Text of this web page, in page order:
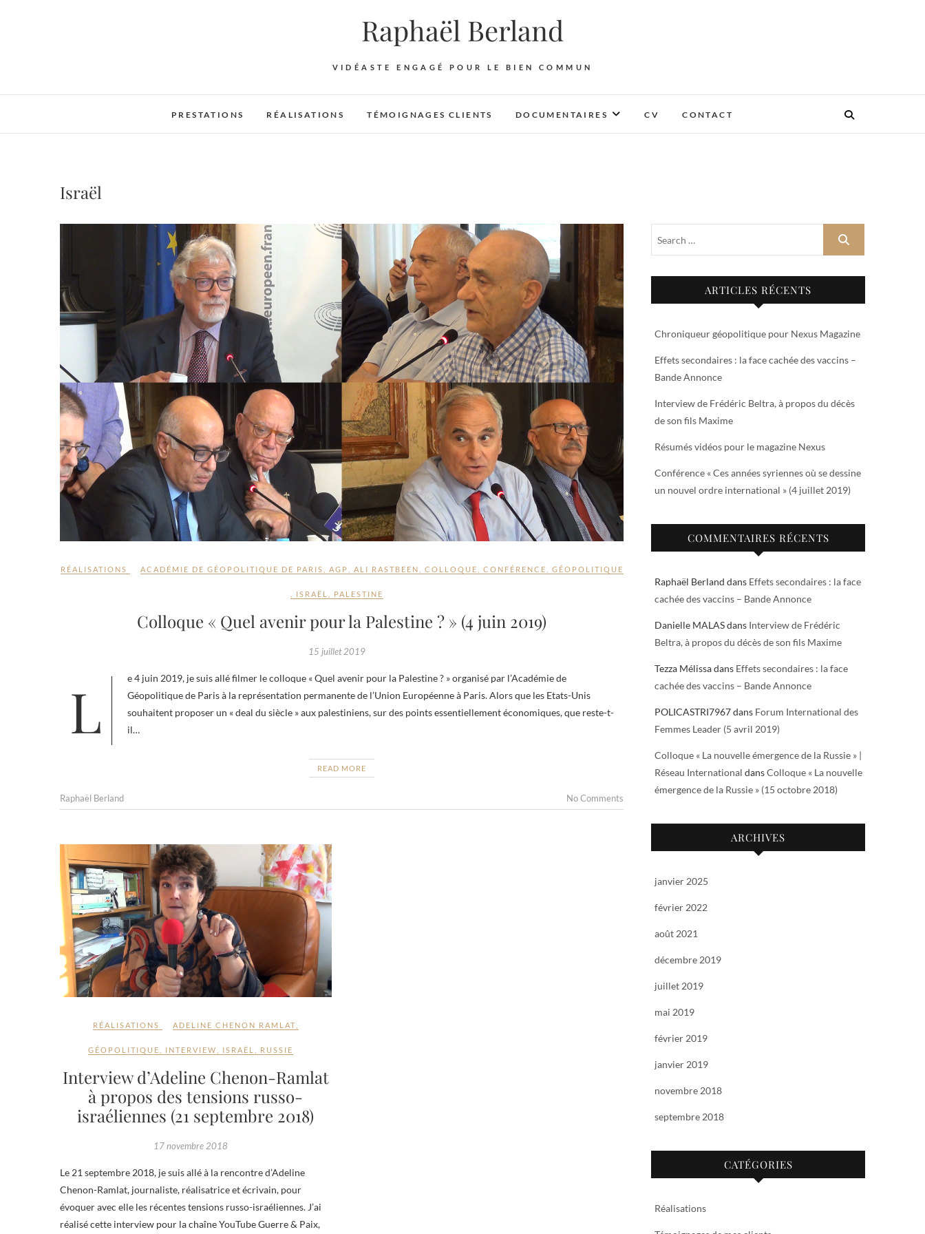
Raphaël Berland
VIDÉASTE ENGAGÉ POUR LE BIEN COMMUN
PRESTATIONS RÉALISATIONS TÉMOIGNAGES CLIENTS DOCUMENTAIRES CV CONTACT
Israël
RÉALISATIONS ACADÉMIE DE GÉOPOLITIQUE DE PARIS AGP ALI RASTBEEN COLLOQUE CONFÉRENCE GÉOPOLITIQUE
ISRAËL PALESTINE
Colloque « Quel avenir pour la Palestine ? » (4 juin 2019)
15 juillet 2019
Le 4 juin 2019, je suis allé filmer le colloque « Quel avenir pour la Palestine ? » organisé par l’Académie de
Géopolitique de Paris à la représentation permanente de l’Union Européenne à Paris. Alors que les Etats-Unis
souhaitent proposer un « deal du siècle » aux palestiniens, sur des points essentiellement économiques, que reste-t-
il…
READ MORE
Raphaël Berland No Comments
RÉALISATIONS ADELINE CHENON RAMLAT
GÉOPOLITIQUE INTERVIEW ISRAËL RUSSIE
Interview d’Adeline Chenon-Ramlat
à propos des tensions russo-
israéliennes (21 septembre 2018)
17 novembre 2018
Le 21 septembre 2018, je suis allé à la rencontre d’Adeline
Chenon-Ramlat, journaliste, réalisatrice et écrivain, pour
évoquer avec elle les récentes tensions russo-israéliennes. J’ai
réalisé cette interview pour la chaîne YouTube Guerre & Paix,
ARTICLES RÉCENTS
Chroniqueur géopolitique pour Nexus Magazine
Effets secondaires : la face cachée des vaccins –
Bande Annonce
Interview de Frédéric Beltra, à propos du décès
de son fils Maxime
Résumés vidéos pour le magazine Nexus
Conférence « Ces années syriennes où se dessine
un nouvel ordre international » (4 juillet 2019)
COMMENTAIRES RÉCENTS
Raphaël Berland dans Effets secondaires : la face
cachée des vaccins – Bande Annonce
Danielle MALASdans Interview de Frédéric
Beltra, à propos du décès de son fils Maxime
Tezza Mélissadans Effets secondaires : la face
cachée des vaccins – Bande Annonce
POLICASTRI7967dans Forum International des
Femmes Leader (5 avril 2019)
Colloque « La nouvelle émergence de la Russie » |
Réseau International dansColloque « La nouvelle
émergence de la Russie » (15 octobre 2018)
ARCHIVES
janvier 2025
février 2022
août 2021
décembre 2019
juillet 2019
mai 2019
février 2019
janvier 2019
novembre 2018
septembre 2018
CATÉGORIES
Réalisations